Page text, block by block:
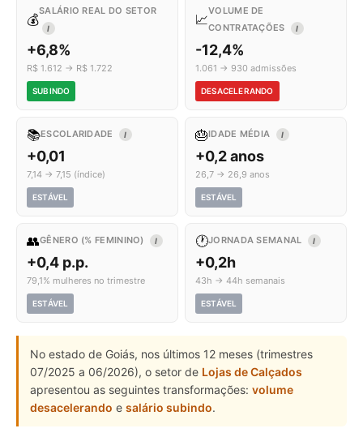
💰
SALÁRIO REAL DO SETOR
I
+6,8%
R$ 1.612 → R$ 1.722
SUBINDO
📈
VOLUME DE
CONTRATAÇÕES
I
-12,4%
1.061 → 930 admissões
DESACELERANDO
📚ESCOLARIDADE I
+0,01
7,14 → 7,15 (índice)
ESTÁVEL
🎂IDADE MÉDIA I
+0,2 anos
26,7 → 26,9 anos
ESTÁVEL
👥GÊNERO (% FEMININO) I
+0,4 p.p.
79,1% mulheres no trimestre
ESTÁVEL
🕐JORNADA SEMANAL I
+0,2h
43h → 44h semanais
ESTÁVEL
No estado de Goiás, nos últimos 12 meses (trimestres
07/2025 a 06/2026), o setor de Lojas de Calçados
apresentou as seguintes transformações: volume
desacelerando e salário subindo.